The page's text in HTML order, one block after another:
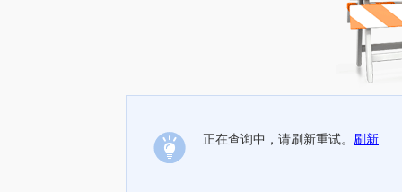
正在查询中，请刷新重试。 刷新